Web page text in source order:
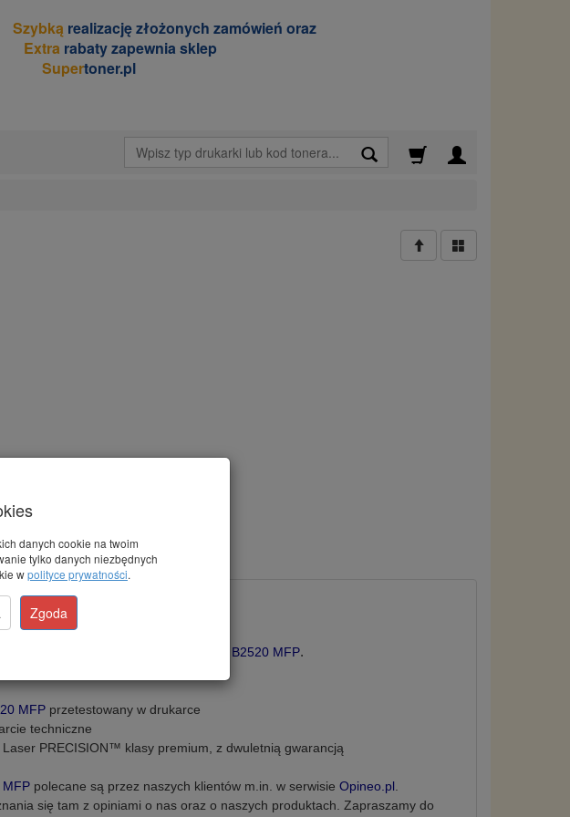
Szybką realizację złożonych zamówień oraz
Extra rabaty zapewnia sklep
Supertoner.pl
Wyszukaj
B2520 MFP
refabrykowanych w Polsce.
Oki B2520 MFP.
MFP przetestowany w drukarce
techniczne
PRECISION™ klasy premium, z dwuletnią gwarancją
MFP polecane są przez naszych klientów m.in. w serwisieOpineo.pl
się tam z opiniami o nas oraz o naszych produktach. Zapraszamy do
danych cookie na twoim
tylko danych niezbędnych
wpolityce prywatności.
Zgoda